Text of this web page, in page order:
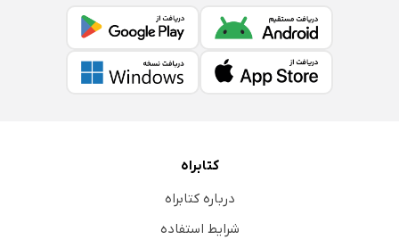
کتابراه
درباره کتابراه
شرایط استفاده